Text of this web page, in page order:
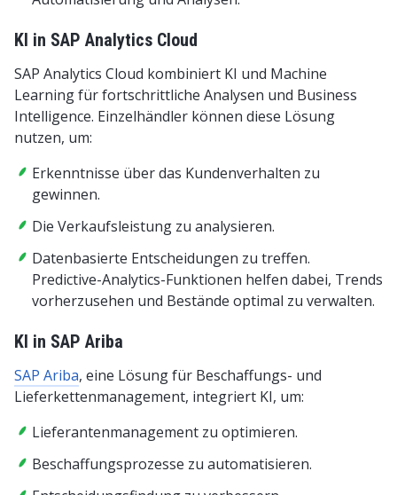
KI in SAP Analytics Cloud
SAP Analytics Cloud kombiniert KI und Machine
Learning für fortschrittliche Analysen und Business
Intelligence. Einzelhändler können diese Lösung
nutzen, um:
Erkenntnisse über das Kundenverhalten zu
gewinnen.
Die Verkaufsleistung zu analysieren.
Datenbasierte Entscheidungen zu treffen.
Predictive-Analytics-Funktionen helfen dabei, Trends
vorherzusehen und Bestände optimal zu verwalten.
KI in SAP Ariba
SAP Ariba, eine Lösung für Beschaffungs- und
Lieferkettenmanagement, integriert KI, um:
Lieferantenmanagement zu optimieren.
Beschaffungsprozesse zu automatisieren.